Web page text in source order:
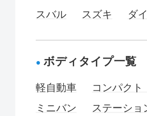
スバル
スズキ ダ
ボディタイプ一覧
軽自動車
コンパクト
ミニバン
ステーショ